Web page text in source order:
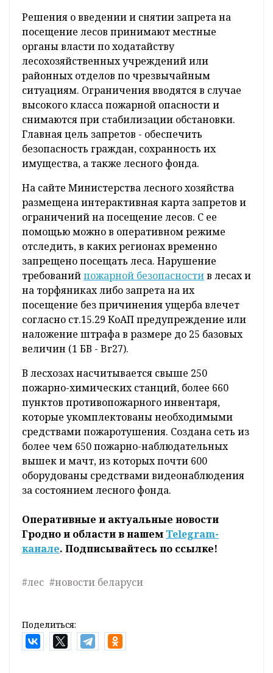
Решения о введении и снятии запрета на
посещение лесов принимают местные
органы власти по ходатайству
лесохозяйственных учреждений или
районных отделов по чрезвычайным
ситуациям. Ограничения вводятся в случае
высокого класса пожарной опасности и
снимаются при стабилизации обстановки.
Главная цель запретов - обеспечить
безопасность граждан, сохранность их
имущества, а также лесного фонда.
На сайте Министерства лесного хозяйства
размещена интерактивная карта запретов и
ограничений на посещение лесов. С ее
помощью можно в оперативном режиме
отследить, в каких регионах временно
запрещено посещать леса. Нарушение
требованийпожарной безопасностив лесах и
на торфяниках либо запрета на их
посещение без причинения ущерба влечет
согласно ст.15.29 КоАП предупреждение или
наложение штрафа в размере до 25 базовых
величин (1 БВ - Br27).
В лесхозах насчитывается свыше 250
пожарно-химических станций, более 660
пунктов противопожарного инвентаря,
которые укомплектованы необходимыми
средствами пожаротушения. Создана сеть из
более чем 650 пожарно-наблюдательных
вышек и мачт, из которых почти 600
оборудованы средствами видеонаблюдения
за состоянием лесного фонда.
Оперативные и актуальные новости
Гродно и области в нашем Telegram-
канале. Подписывайтесь по ссылке!
#лес #новости беларуси
Поделиться: